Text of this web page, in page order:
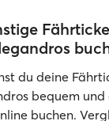
du deine
bequem und
buchen.